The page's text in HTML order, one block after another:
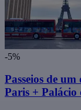
-5%
Passeios de
Paris + Palácio